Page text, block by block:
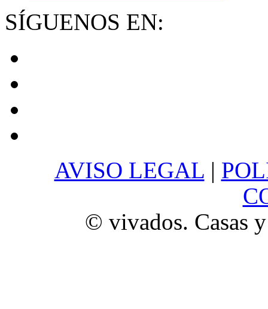
SÍGUENOS EN:
AVISO LEGAL |
© vivados. Casas